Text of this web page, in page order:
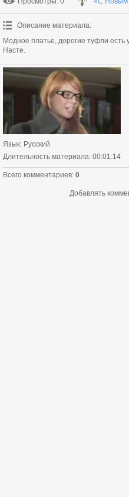
Описание материала:
Модное платье, дорогие туфли есть
Насте.
Язык: Русский
Длительность материала: 00:01:14
Всего комментариев: 0
Добавлять